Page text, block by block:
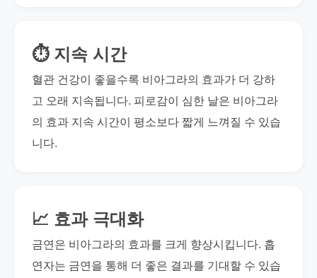
⏱️ 지속 시간
혈관 건강이 좋을수록 비아그라의 효과가 더 강하
고 오래 지속됩니다. 피로감이 심한 날은 비아그라
의 효과 지속 시간이 평소보다 짧게 느껴질 수 있습
니다.
📈 효과 극대화
금연은 비아그라의 효과를 크게 향상시킵니다. 흡
연자는 금연을 통해 더 좋은 결과를 기대할 수 있습